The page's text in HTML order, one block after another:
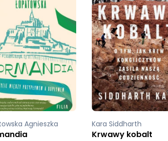
kobalt
Mąkolska Beata